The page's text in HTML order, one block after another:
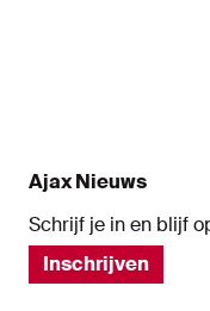
Ajax Nieuws
Schrijf je in en blijf
Inschrijven